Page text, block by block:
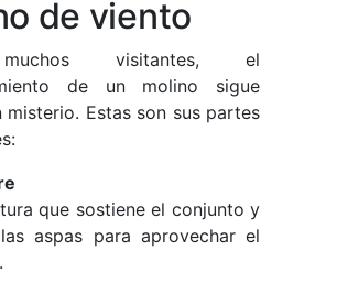
de viento
visitantes, el
de un molino sigue
misterio. Estas son sus partes
que sostiene el conjunto y
aspas para aprovechar el